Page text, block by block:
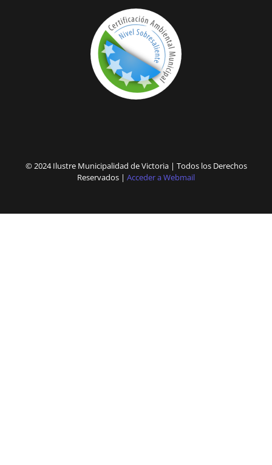
© 2024 Ilustre Municipalidad de Victoria | Todos los Derechos
Reservados | Acceder a Webmail